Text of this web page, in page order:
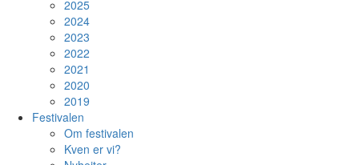
2025
2024
2023
2022
2021
2020
2019
Festivalen
Om festivalen
Kven er vi?